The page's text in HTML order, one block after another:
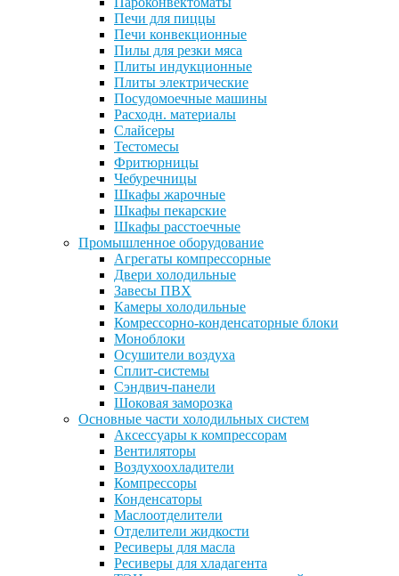
Печи для пиццы
Печи конвекционные
Пилы для резки мяса
Плиты индукционные
Плиты электрические
Посудомоечные машины
Расходн. материалы
Слайсеры
Тестомесы
Фритюрницы
Чебуречницы
Шкафы жарочные
Шкафы пекарские
Шкафы расстоечные
Промышленное оборудование
Агрегаты компрессорные
Двери холодильные
Завесы ПВХ
Камеры холодильные
Комрессорно-конденсаторные блоки
Моноблоки
Осушители воздуха
Сплит-системы
Сэндвич-панели
Шоковая заморозка
Основные части холодильных систем
Аксессуары к компрессорам
Вентиляторы
Воздухоохладители
Компрессоры
Конденсаторы
Маслоотделители
Отделители жидкости
Ресиверы для масла
Ресиверы для хладагента